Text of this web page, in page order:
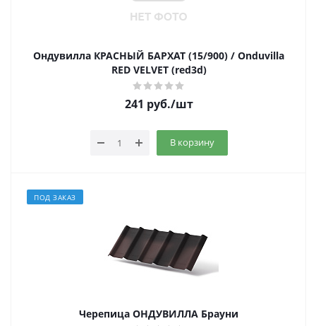
Ондувилла КРАСНЫЙ БАРХАТ (15/900) / Onduvilla
RED VELVET (red3d)
241 руб./шт
В корзину
ПОД ЗАКАЗ
Черепица ОНДУВИЛЛА Брауни